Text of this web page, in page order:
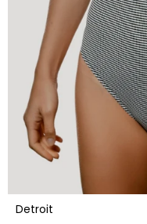
Detroit